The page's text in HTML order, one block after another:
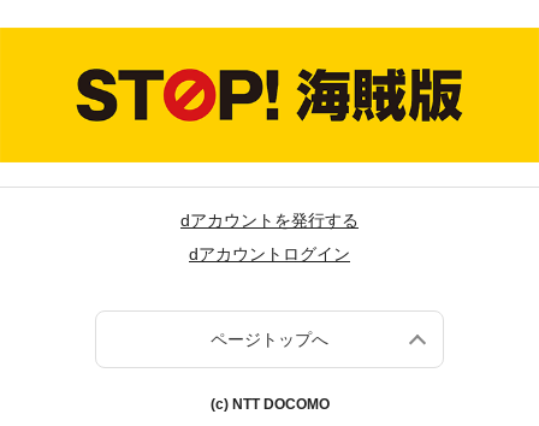
dアカウントを発行する
dアカウントログイン
ページトップへ
(c) NTT DOCOMO